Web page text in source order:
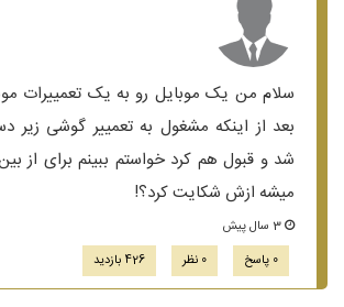
سلام من یک موبایل رو به یک تعمییرات
بعد از اینکه مشغول به تعمییر گوشی
شد و قبول هم کرد خواستم ببینم برای از
میشه ازش شکایت کرد؟!
0 پاسخ
0 نظر 426 بازدید